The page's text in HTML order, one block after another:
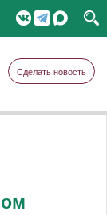
Сделать новость